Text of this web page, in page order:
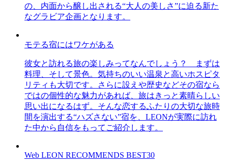
の、内面から醸し出される“大人の美しさ”に迫る新た
なグラビア企画となります。
モテる宿にはワケがある
彼女と訪れる旅の楽しみってなんでしょう？ まずは
料理、そして景色。気持ちのいい温泉と高いホスピタ
リティも大切です。さらに設えや歴史などその宿なら
ではの個性的な魅力があれば、旅はきっと素晴らしい
思い出になるはず。そんな恋するふたりの大切な旅時
間を演出する“ハズさない”宿を、LEONが実際に訪れ
た中から自信をもってご紹介します。
Web LEON RECOMMENDS BEST30